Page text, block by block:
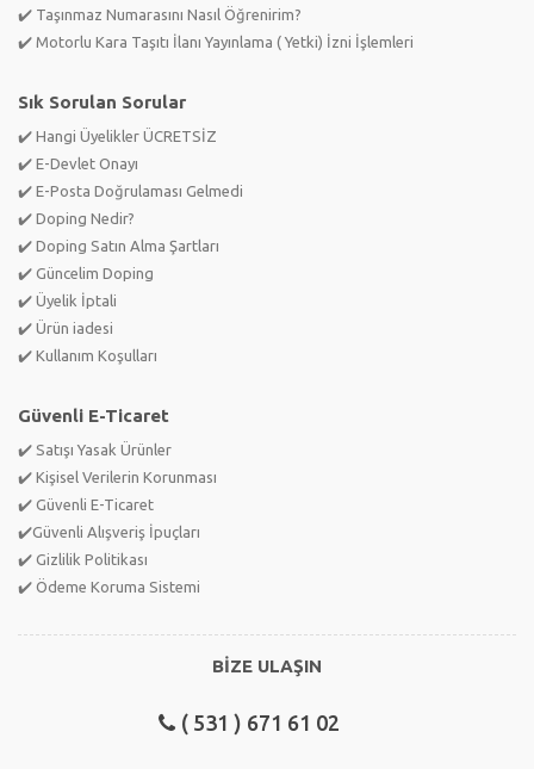
✔️ Taşınmaz Numarasını Nasıl Öğrenirim?
✔️ Motorlu Kara Taşıtı İlanı Yayınlama ( Yetki) İzni İşlemleri
Sık Sorulan Sorular
✔️ Hangi Üyelikler ÜCRETSİZ
✔️ E-Devlet Onayı
✔️ E-Posta Doğrulaması Gelmedi
✔️ Doping Nedir?
✔️ Doping Satın Alma Şartları
✔️ Güncelim Doping
✔️ Üyelik İptali
✔️ Ürün iadesi
✔️ Kullanım Koşulları
Güvenli E-Ticaret
✔️ Satışı Yasak Ürünler
✔️ Kişisel Verilerin Korunması
✔️ Güvenli E-Ticaret
✔️Güvenli Alışveriş İpuçları
✔️ Gizlilik Politikası
✔️ Ödeme Koruma Sistemi
BİZE ULAŞIN
( 531 ) 671 61 02